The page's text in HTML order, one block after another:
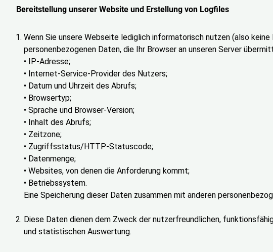
Bereitstellung unserer Website und Erstellung von Logfiles
Wenn Sie unsere Webseite lediglich informatorisch nutzen (also
personenbezogenen Daten, die Ihr Browser an unseren Server
• IP-Adresse;
• Internet-Service-Provider des Nutzers;
• Datum und Uhrzeit des Abrufs;
• Browsertyp;
• Sprache und Browser-Version;
• Inhalt des Abrufs;
• Zeitzone;
• Zugriffsstatus/HTTP-Statuscode;
• Datenmenge;
• Websites, von denen die Anforderung kommt;
• Betriebssystem.
Eine Speicherung dieser Daten zusammen mit anderen
Diese Daten dienen dem Zweck der nutzerfreundlichen,
und statistischen Auswertung.